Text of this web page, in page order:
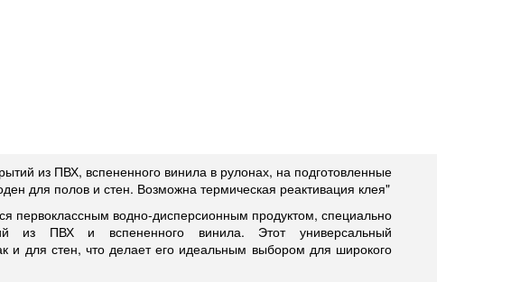
из ПВХ, вспененного винила в рулонах, на подготовленные
для полов и стен. Возможна термическая реактивация клея"
первоклассным водно-дисперсионным продуктом, специально
из ПВХ и вспененного винила. Этот универсальный
и для стен, что делает его идеальным выбором для широкого